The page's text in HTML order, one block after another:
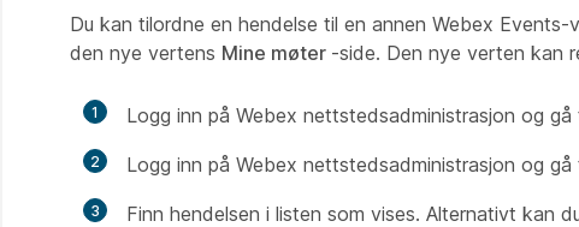
Du kan tilordne en hendelse til en annen Webex
den nye vertens Mine møter -side. Den nye verten kan
1 Logg inn på Webex nettstedsadministrasjon og gå
2 Logg inn på Webex nettstedsadministrasjon og gå
3 Finn hendelsen i listen som vises. Alternativt kan